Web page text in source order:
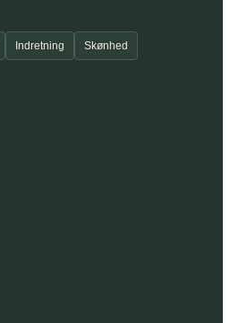
Indretning Skønhed